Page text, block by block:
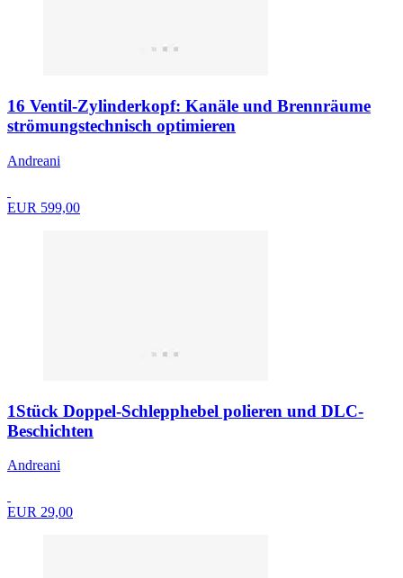
16 Ventil-Zylinderkopf: Kanäle und Brennräume
strömungstechnisch optimieren
Andreani
EUR 599,00
1Stück Doppel-Schlepphebel polieren und DLC-
Beschichten
Andreani
EUR 29,00